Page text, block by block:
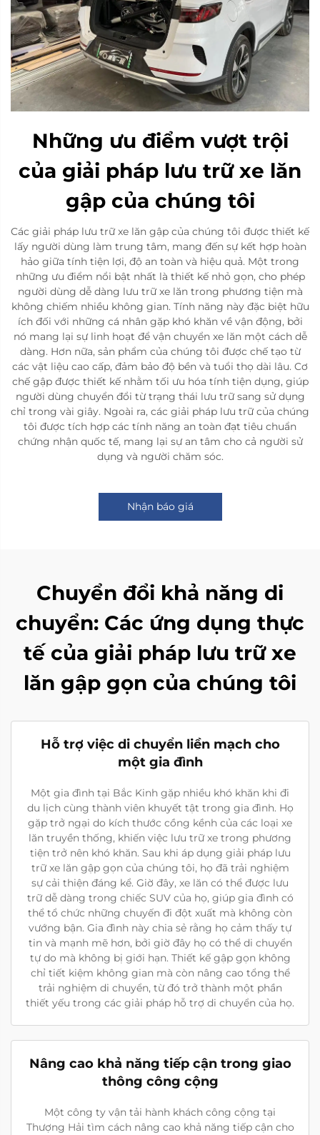
Những ưu điểm vượt trội
của giải pháp lưu trữ xe lăn
gập của chúng tôi
Các giải pháp lưu trữ xe lăn gập của chúng tôi được thiết kế
lấy người dùng làm trung tâm, mang đến sự kết hợp hoàn
hảo giữa tính tiện lợi, độ an toàn và hiệu quả. Một trong
những ưu điểm nổi bật nhất là thiết kế nhỏ gọn, cho phép
người dùng dễ dàng lưu trữ xe lăn trong phương tiện mà
không chiếm nhiều không gian. Tính năng này đặc biệt hữu
ích đối với những cá nhân gặp khó khăn về vận động, bởi
nó mang lại sự linh hoạt để vận chuyển xe lăn một cách dễ
dàng. Hơn nữa, sản phẩm của chúng tôi được chế tạo từ
các vật liệu cao cấp, đảm bảo độ bền và tuổi thọ dài lâu. Cơ
chế gập được thiết kế nhằm tối ưu hóa tính tiện dụng, giúp
người dùng chuyển đổi từ trạng thái lưu trữ sang sử dụng
chỉ trong vài giây. Ngoài ra, các giải pháp lưu trữ của chúng
tôi được tích hợp các tính năng an toàn đạt tiêu chuẩn
chứng nhận quốc tế, mang lại sự an tâm cho cả người sử
dụng và người chăm sóc.
Nhận báo giá
Chuyển đổi khả năng di
chuyển: Các ứng dụng thực
tế của giải pháp lưu trữ xe
lăn gập gọn của chúng tôi
Hỗ trợ việc di chuyển liền mạch cho
một gia đình
Một gia đình tại Bắc Kinh gặp nhiều khó khăn khi đi
du lịch cùng thành viên khuyết tật trong gia đình. Họ
gặp trở ngại do kích thước cồng kềnh của các loại xe
lăn truyền thống, khiến việc lưu trữ xe trong phương
tiện trở nên khó khăn. Sau khi áp dụng giải pháp lưu
trữ xe lăn gập gọn của chúng tôi, họ đã trải nghiệm
sự cải thiện đáng kể. Giờ đây, xe lăn có thể được lưu
trữ dễ dàng trong chiếc SUV của họ, giúp gia đình có
thể tổ chức những chuyến đi đột xuất mà không còn
vướng bận. Gia đình này chia sẻ rằng họ cảm thấy tự
tin và mạnh mẽ hơn, bởi giờ đây họ có thể di chuyển
tự do mà không bị giới hạn. Thiết kế gập gọn không
chỉ tiết kiệm không gian mà còn nâng cao tổng thể
trải nghiệm di chuyển, từ đó trở thành một phần
thiết yếu trong các giải pháp hỗ trợ di chuyển của họ.
Nâng cao khả năng tiếp cận trong giao
thông công cộng
Một công ty vận tải hành khách công cộng tại
Thượng Hải tìm cách nâng cao khả năng tiếp cận cho